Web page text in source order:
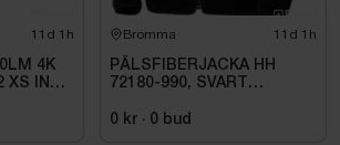
11d 1h
4K
XS INKL
Bromma 11d 1h
PÄLSFIBERJACKA HH
72180-990, SVART
0 kr · 0 bud